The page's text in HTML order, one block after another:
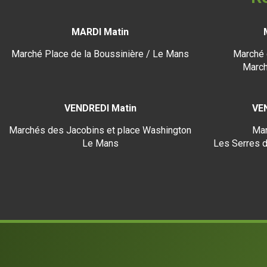
MARDI Matin
Marché Place de la Boussinière / Le Mans
VENDREDI Matin
Marchés des Jacobins et place Washington
Le Mans
Les Serres